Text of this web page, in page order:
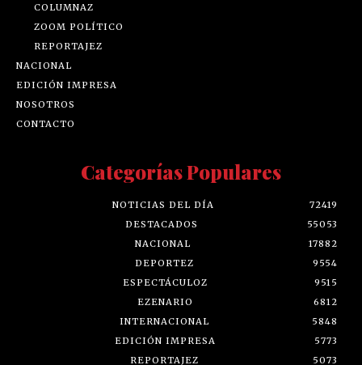
COLUMNAZ
ZOOM POLÍTICO
REPORTAJEZ
NACIONAL
EDICIÓN IMPRESA
NOSOTROS
CONTACTO
Categorías Populares
NOTICIAS DEL DÍA
72419
DESTACADOS
55053
NACIONAL
17882
DEPORTEZ
9554
ESPECTÁCULOZ
9515
EZENARIO
6812
INTERNACIONAL
5848
EDICIÓN IMPRESA
5773
REPORTAJEZ
5073